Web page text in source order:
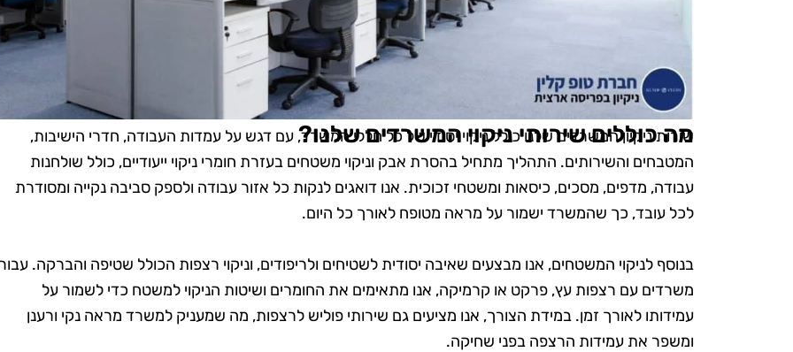
מה כוללים שירותי ניקוי המשרדים שלנו?
שירות ניקיון המשרדים שלנו כולל ניקוי יסודי של כל חללי המשרד, עם דגש על עמדות העבודה, חדרי הישיבות,
המטבחים והשירותים. התהליך מתחיל בהסרת אבק וניקוי משטחים בעזרת חומרי ניקוי ייעודיים, כולל שולחנות
עבודה, מדפים, מסכים, כיסאות ומשטחי זכוכית. אנו דואגים לנקות כל אזור עבודה ולספק סביבה נקייה ומסודרת
לכל עובד, כך שהמשרד ישמור על מראה מטופח לאורך כל היום.
בנוסף לניקוי המשטחים, אנו מבצעים שאיבה יסודית לשטיחים ולריפודים, וניקוי רצפות הכולל שטיפה והברקה. עבור
משרדים עם רצפות עץ, פרקט או קרמיקה, אנו מתאימים את החומרים ושיטות הניקוי למשטח כדי לשמור על
עמידותו לאורך זמן. במידת הצורך, אנו מציעים גם שירותי פוליש לרצפות, מה שמעניק למשרד מראה נקי ורענן
ומשפר את עמידות הרצפה בפני שחיקה.